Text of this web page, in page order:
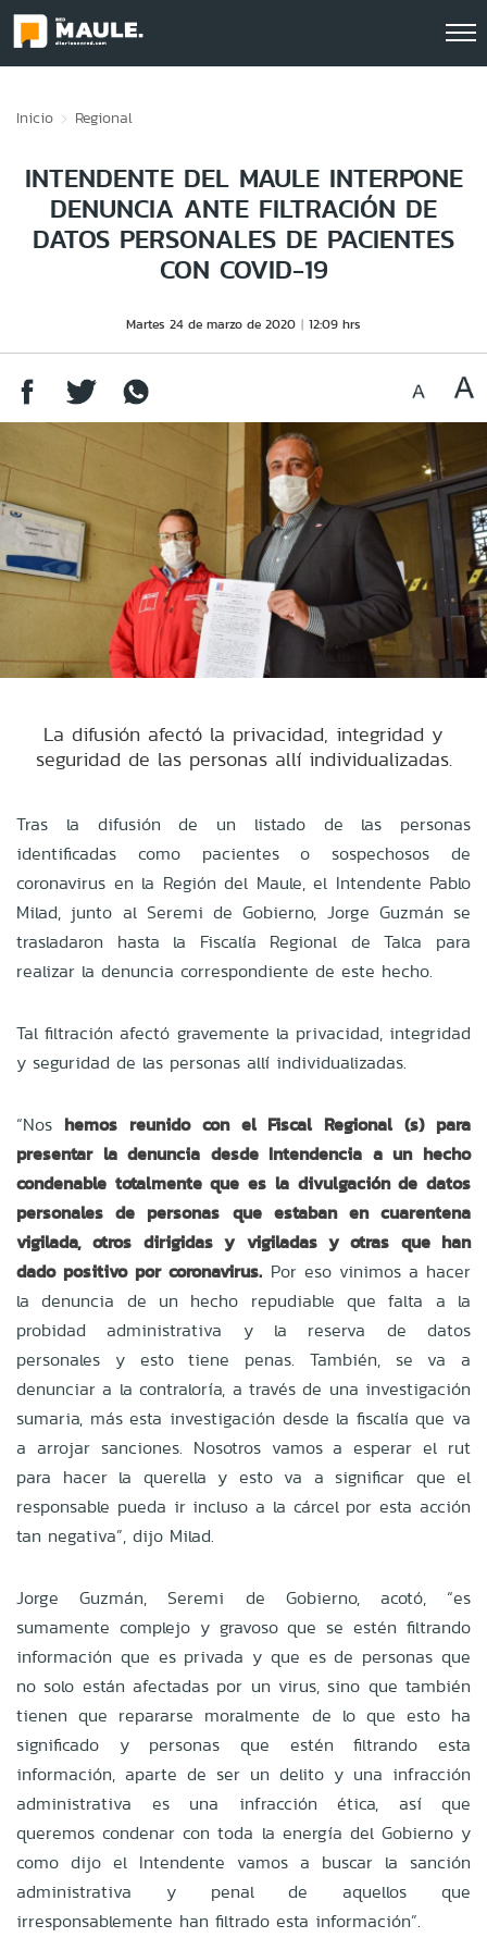
Inicio Regional
INTENDENTE DEL MAULE INTERPONE
DENUNCIA ANTE FILTRACIÓN DE
DATOS PERSONALES DE PACIENTES
CON COVID-19
Martes 24 de marzo de 2020 12:09 hrs
La difusión afectó la privacidad, integridad y
seguridad de las personas allí individualizadas.
Tras la difusión de un listado de las personas
identificadas como pacientes o sospechosos de
coronavirus en la Región del Maule, el Intendente Pablo
Milad, junto al Seremi de Gobierno, Jorge Guzmán se
trasladaron hasta la Fiscalía Regional de Talca para
realizar la denuncia correspondiente de este hecho.
Tal filtración afectó gravemente la privacidad, integridad
y seguridad de las personas allí individualizadas.
“Nos hemos reunido con el Fiscal Regional (s) para
presentar la denuncia desde Intendencia a un hecho
condenable totalmente que es la divulgación de datos
personales de personas que estaban en cuarentena
vigilada, otros dirigidas y vigiladas y otras que han
dado positivo por coronavirus. Por eso vinimos a hacer
la denuncia de un hecho repudiable que falta a la
probidad administrativa y la reserva de datos
personales y esto tiene penas. También, se va a
denunciar a la contraloría, a través de una investigación
sumaria, más esta investigación desde la fiscalía que va
a arrojar sanciones. Nosotros vamos a esperar el rut
para hacer la querella y esto va a significar que el
responsable pueda ir incluso a la cárcel por esta acción
tan negativa”, dijo Milad.
Jorge Guzmán, Seremi de Gobierno, acotó, “es
sumamente complejo y gravoso que se estén filtrando
información que es privada y que es de personas que
no solo están afectadas por un virus, sino que también
tienen que repararse moralmente de lo que esto ha
significado y personas que estén filtrando esta
información, aparte de ser un delito y una infracción
administrativa es una infracción ética, así que
queremos condenar con toda la energía del Gobierno y
como dijo el Intendente vamos a buscar la sanción
administrativa y penal de aquellos que
irresponsablemente han filtrado esta información”.